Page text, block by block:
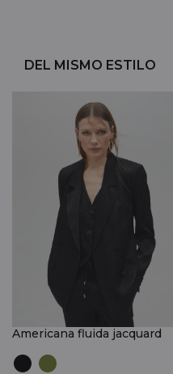
DEL MISMO ESTILO
Americana fluida jacquard